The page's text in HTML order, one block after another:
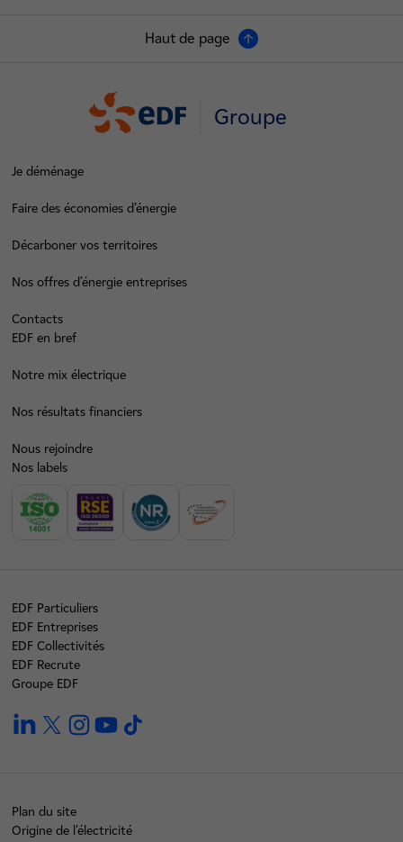
Haut de page
Groupe
Je déménage
Faire des économies d’énergie
Décarboner vos territoires
Nos offres d’énergie entreprises
Contacts
EDF en bref
Notre mix électrique
Nos résultats financiers
Nous rejoindre
Nos labels
EDF Particuliers
EDF Entreprises
EDF Collectivités
EDF Recrute
Groupe EDF
linkedintwitterinstagramyoutube
Plan du site
Origine de l'électricité